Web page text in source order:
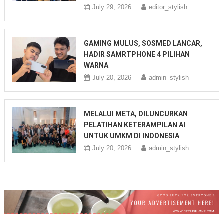
July 29, 2026 editor_stylish
GAMING MULUS, SOSMED LANCAR,
HADIR SAMRTPHONE 4 PILIHAN
WARNA
July 20, 2026 admin_stylish
MELALUI META, DILUNCURKAN
PELATIHAN KETERAMPILAN AI
UNTUK UMKM DI INDONESIA
July 20, 2026 admin_stylish